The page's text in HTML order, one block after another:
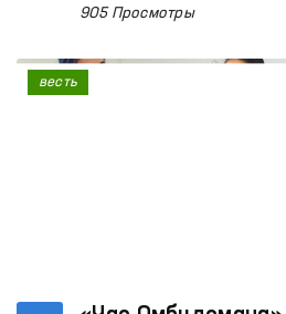
содержатся лица с
905 Просмотры
весть